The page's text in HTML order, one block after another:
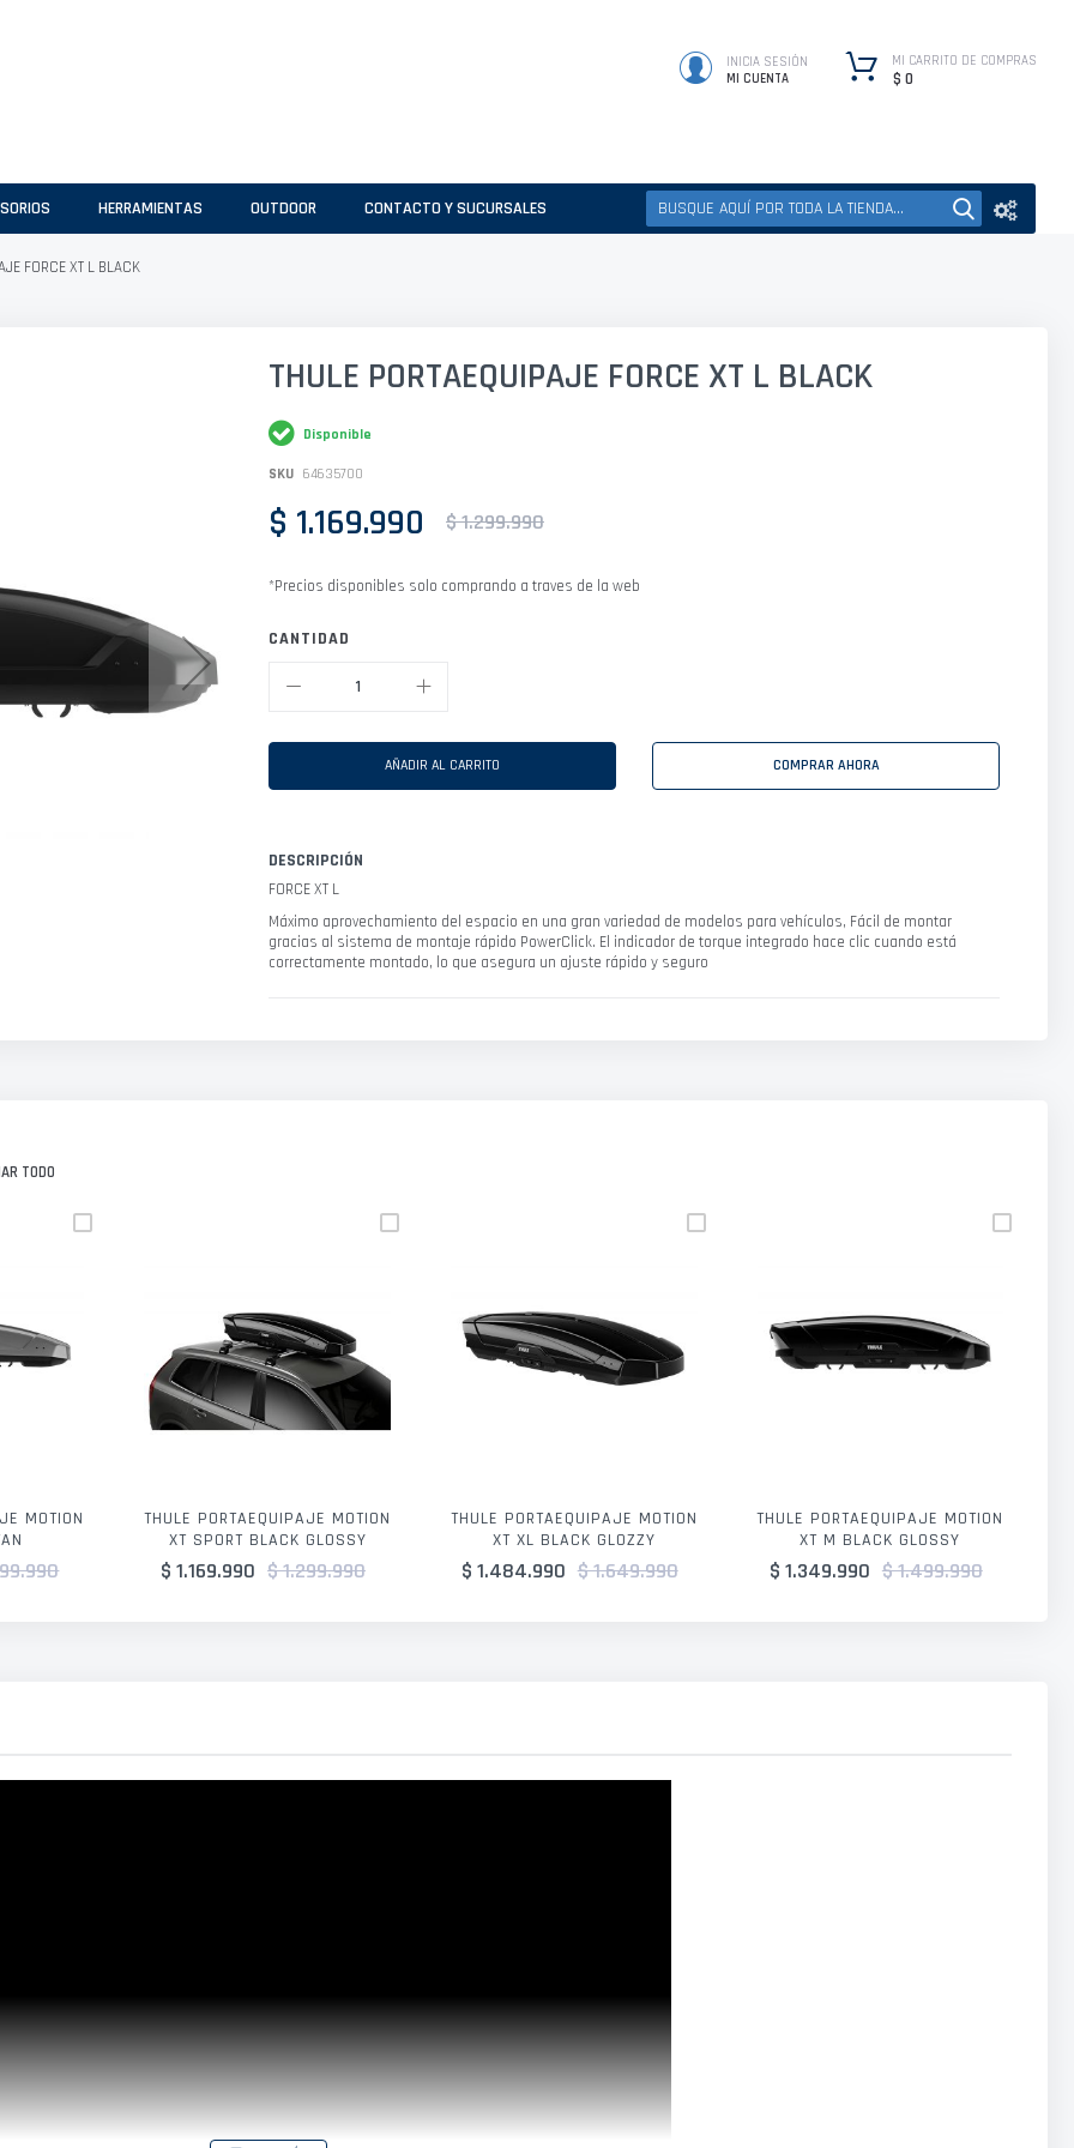
INICIA SESIÓN
MI CUENTA
MI CARRITO DE COMPRAS
$ 0
HERRAMIENTAS OUTDOOR CONTACTO Y SUCURSALES
FORCE XT L BLACK
THULE PORTAEQUIPAJE FORCE XT L BLACK
Disponible
SKU 64635700
$ 1.169.990 $ 1.299.990
*Precios disponibles solo comprando a traves de la web
CANTIDAD
AÑADIR AL CARRITO COMPRAR AHORA
DESCRIPCIÓN
FORCE XT L
Máximo aprovechamiento del espacio en una gran variedad de modelos para vehículos, Fácil de montar
gracias al sistema de montaje rápido PowerClick. El indicador de torque integrado hace clic cuando está
correctamente montado, lo que asegura un ajuste rápido y seguro
TODO
MOTION
THULE PORTAEQUIPAJE MOTION
XT SPORT BLACK GLOSSY
$ 1.169.990 $ 1.299.990
THULE PORTAEQUIPAJE MOTION
XT XL BLACK GLOZZY
$ 1.484.990 $ 1.649.990
THULE PORTAEQUIPAJE MOTION
XT M BLACK GLOSSY
$ 1.349.990 $ 1.499.990